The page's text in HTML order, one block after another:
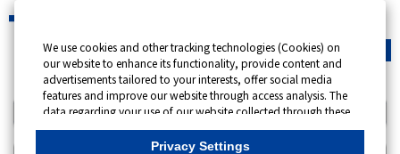
緊急時 会員サイト
キーワード検索
We use cookies and other tracking technologies (Cookies) on
our website to enhance its functionality, provide content and
advertisements tailored to your interests, offer social media
features and improve our website through access analysis. The
data regarding your use of our website collected through these
Cookies may be shared with our partners that provide
advertising, social media and/or analytics services. These
Privacy Settings